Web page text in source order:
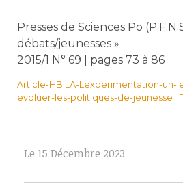
Presses de Sciences Po
débats/jeunesses »
2015/1 N° 69 | pages 73 à 86
Article-HBILA-Lexperimentation-un-
evoluer-les-politiques-de-jeunesse
Le 15 Décembre 2023